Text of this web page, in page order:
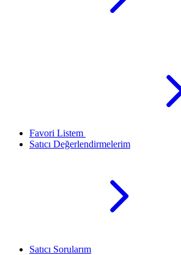
Favori Listem
Satıcı Değerlendirmelerim
Satıcı Sorularım